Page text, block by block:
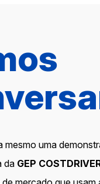
mesmo uma
da GEP